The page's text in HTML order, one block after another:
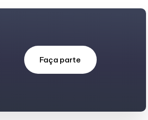
Faça parte